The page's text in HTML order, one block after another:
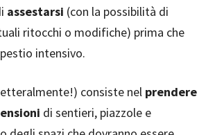
assestarsi (con la possibilità di
ritocchi o modifiche) prima che
intensivo.
consiste nel prendere
di sentieri, piazzole e